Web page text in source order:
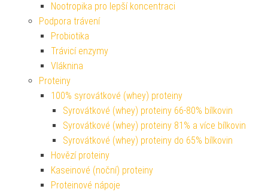
Nootropika pro lepší koncentraci
Podpora trávení
Probiotika
Trávicí enzymy
Vláknina
Proteiny
100% syrovátkové (whey) proteiny
Syrovátkové (whey) proteiny 66-80% bílkovin
Syrovátkové (whey) proteiny 81% a více bílkovin
Syrovátkové (whey) proteiny do 65% bílkovin
Hovězí proteiny
Kaseinové (noční) proteiny
Proteinové nápoje